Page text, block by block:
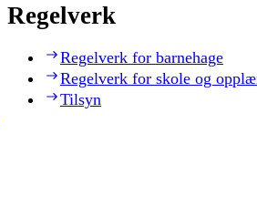
Regelverk
Regelverk for barnehage
Regelverk for skole og
Tilsyn